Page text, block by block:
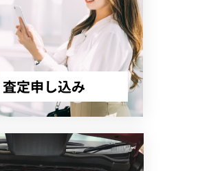
査定申し込み